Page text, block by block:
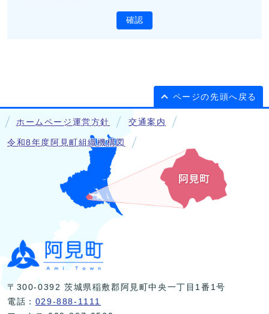
確認
ページの先頭へ戻る
ホームページ運営方針 交通案内
令和8年度阿見町組織機構図
〒300-0392 茨城県稲敷郡阿見町中央一丁目1番1号
電話： 029-888-1111